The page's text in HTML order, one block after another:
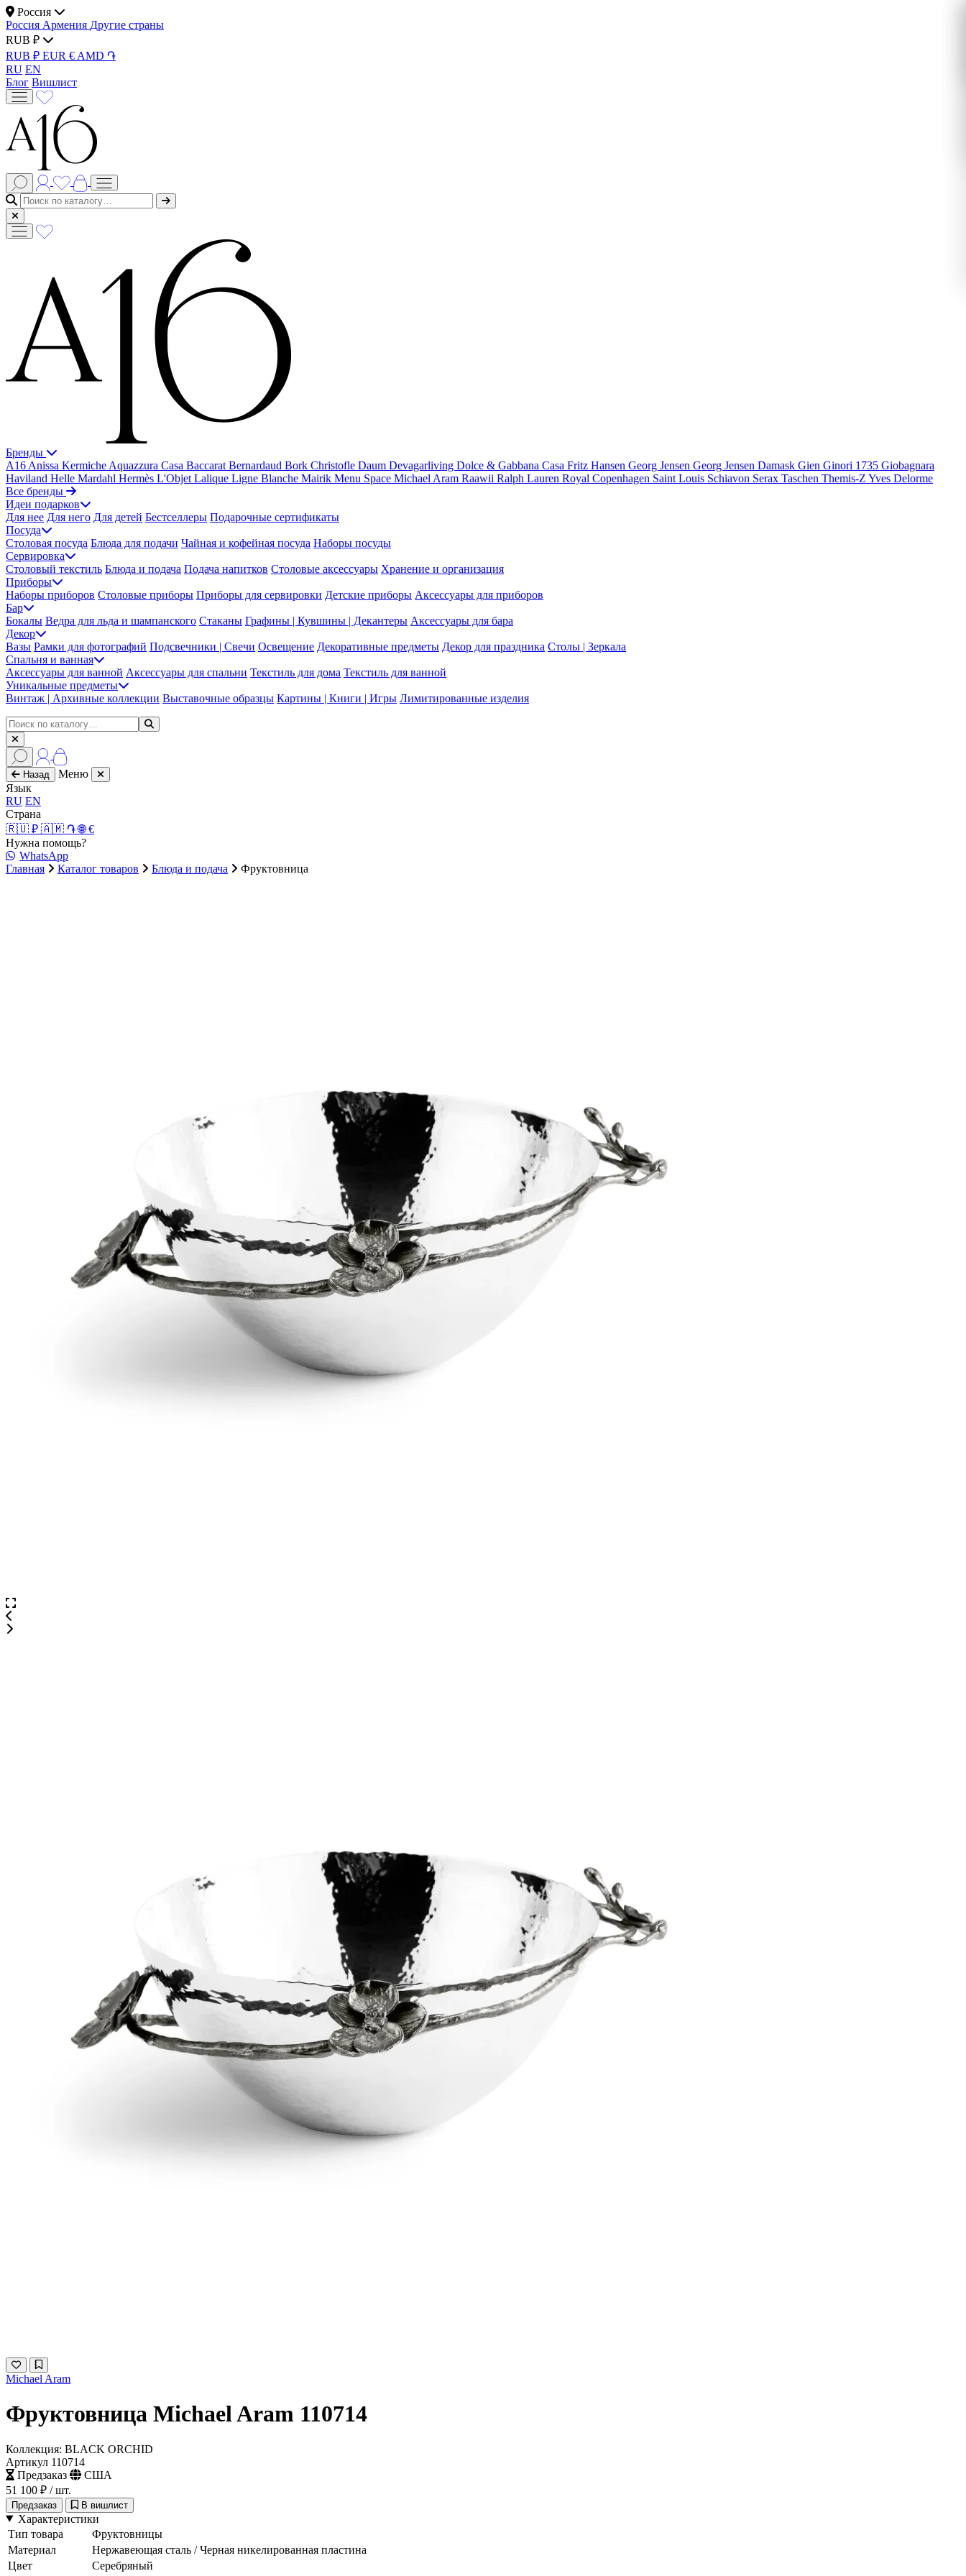
Россия
Россия Армения Другие страны
RUB ₽
RUB ₽ EUR € AMD ֏
RU EN
Блог Вишлист
Бренды
A16 Anissa Kermiche Aquazzura Casa Baccarat Bernardaud Bork Christofle Daum Devagarliving Dolce & Gabbana Casa Fritz Hansen Georg Jensen Georg Jensen Damask Gien Ginori 1735 Giobagnara
Haviland Helle Mardahl Hermès L'Objet Lalique Ligne Blanche Mairik Menu Space Michael Aram Raawii Ralph Lauren Royal Copenhagen Saint Louis Schiavon Serax Taschen Themis-Z Yves Delorme
Все бренды
Идеи подарков
Для нее Для него Для детей Бестселлеры Подарочные сертификаты
Посуда
Столовая посуда Блюда для подачи Чайная и кофейная посуда Наборы посуды
Сервировка
Столовый текстиль Блюда и подача Подача напитков Столовые аксессуары Хранение и организация
Приборы
Наборы приборов Столовые приборы Приборы для сервировки Детские приборы Аксессуары для приборов
Бар
Бокалы Ведра для льда и шампанского Стаканы Графины | Кувшины | Декантеры Аксессуары для бара
Декор
Вазы Рамки для фотографий Подсвечники | Свечи Освещение Декоративные предметы Декор для праздника Столы | Зеркала
Спальня и ванная
Аксессуары для ванной Аксессуары для спальни Текстиль для дома Текстиль для ванной
Уникальные предметы
Винтаж | Архивные коллекции Выставочные образцы Картины | Книги | Игры Лимитированные изделия
Назад
Меню
Язык
RU EN
Страна
🇷🇺 ₽ 🇦🇲 ֏🌐 €
Нужна помощь?
WhatsApp
Главная
Каталог товаров Блюда и подача Фруктовница
Michael Aram
Фруктовница Michael Aram 110714
Коллекция: BLACK ORCHID
Артикул 110714
Предзаказ
США
51 100 ₽ / шт.
Предзаказ В вишлист
Характеристики
Тип товара
Фруктовницы
Материал
Нержавеющая сталь / Черная никелированная пластина
Цвет
Серебряный